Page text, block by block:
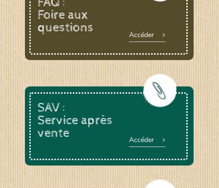
Le YOGA ou le BAIN DE GONG, animée par
Un ATELIER PRATIQUE ET THEORIQUE
autour du jardinage, biodynamie, la graine…
La RANDONNEE PEDESTRE pour profiter des
chemins bucoliques des environs
Et d’autres activités diverses : cuisine,
vannerie, inventaires sur notre domaine avec
un expert de la LPO, géobiologie…
Foire aux
questions
Accéder
SAV :
Service après
vente
Accéder